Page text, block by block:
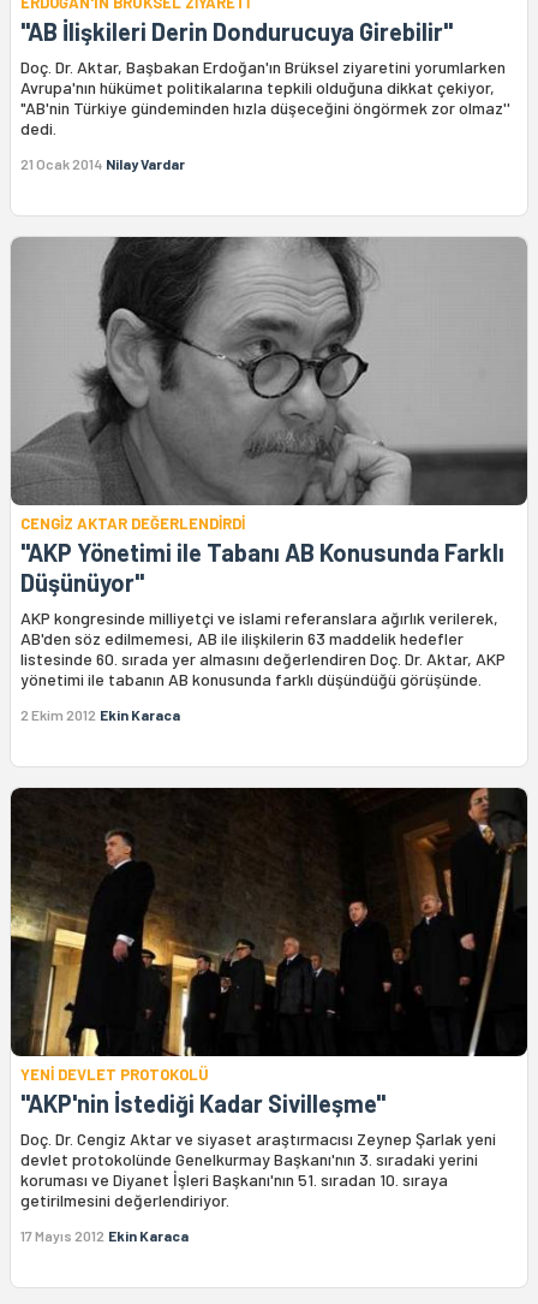
''AB İlişkileri Derin Dondurucuya Girebilir''
Doç. Dr. Aktar, Başbakan Erdoğan'ın Brüksel ziyaretini yorumlarken
Avrupa'nın hükümet politikalarına tepkili olduğuna dikkat çekiyor,
"AB'nin Türkiye gündeminden hızla düşeceğini öngörmek zor olmaz''
dedi.
21 Ocak 2014 Nilay Vardar
CENGİZ AKTAR DEĞERLENDİRDİ
"AKP Yönetimi ile Tabanı AB Konusunda Farklı
Düşünüyor"
AKP kongresinde milliyetçi ve islami referanslara ağırlık verilerek,
AB'den söz edilmemesi, AB ile ilişkilerin 63 maddelik hedefler
listesinde 60. sırada yer almasını değerlendiren Doç. Dr. Aktar, AKP
yönetimi ile tabanın AB konusunda farklı düşündüğü görüşünde.
2 Ekim 2012 Ekin Karaca
YENİ DEVLET PROTOKOLÜ
''AKP'nin İstediği Kadar Sivilleşme''
Doç. Dr. Cengiz Aktar ve siyaset araştırmacısı Zeynep Şarlak yeni
devlet protokolünde Genelkurmay Başkanı'nın 3. sıradaki yerini
koruması ve Diyanet İşleri Başkanı'nın 51. sıradan 10. sıraya
getirilmesini değerlendiriyor.
17 Mayıs 2012 Ekin Karaca